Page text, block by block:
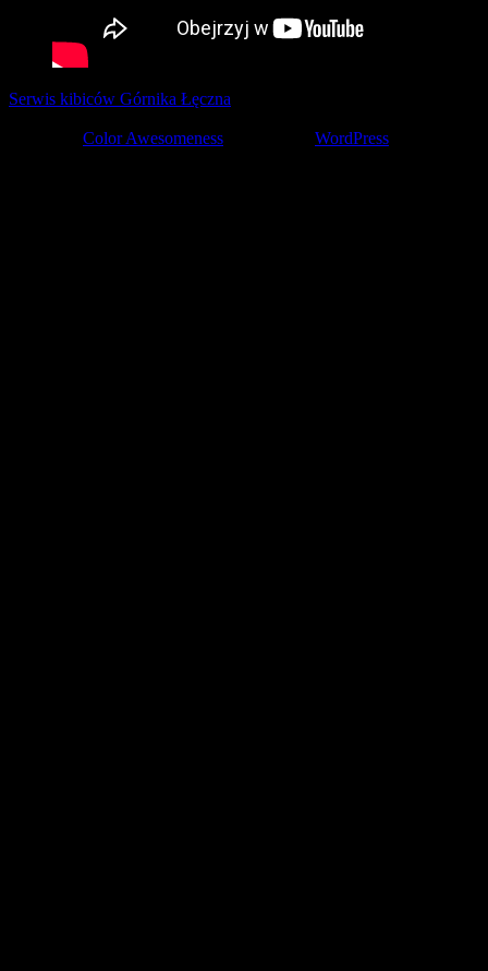
Serwis kibiców Górnika Łęczna
Color Awesomeness WordPress